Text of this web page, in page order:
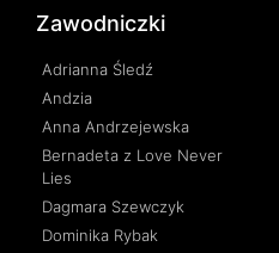
Zawodniczki
Adrianna Śledź
Andzia
Anna Andrzejewska
Bernadeta z Love Never
Lies
Dagmara Szewczyk
Dominika Rybak